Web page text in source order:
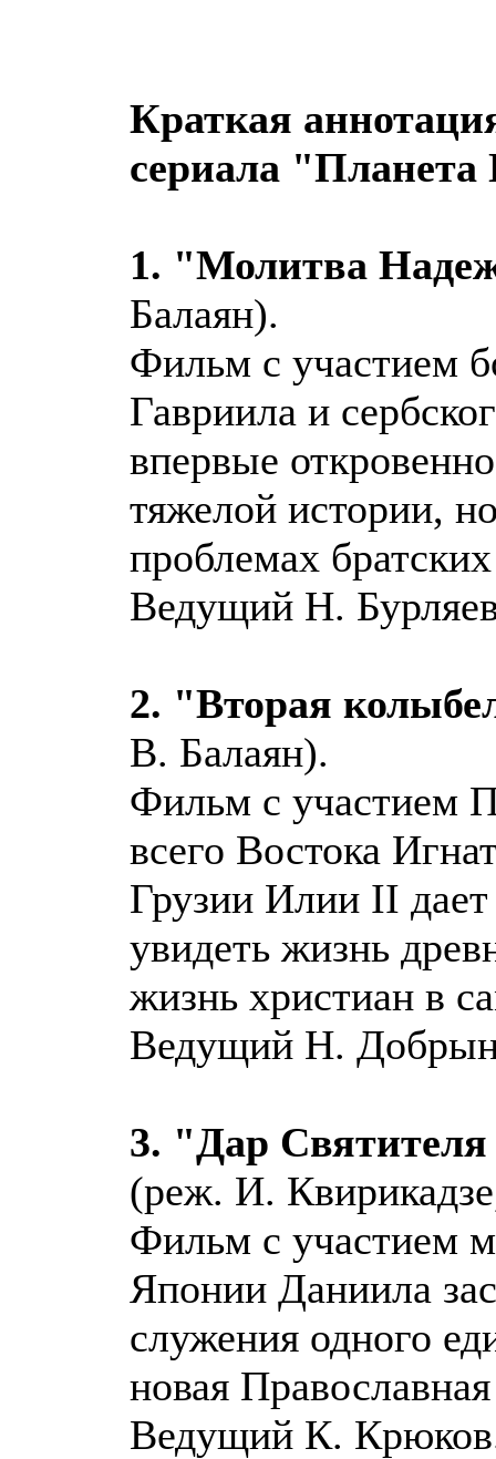
Краткая
сериала
1. "Молитва
Балаян).
Фильм с участием
Гавриила и
впервые
тяжелой истории,
проблемах
Ведущий Н.
2. "Вторая
В. Балаян).
Фильм с участием
всего Востока
Грузии Илии II
увидеть жизнь
жизнь христиан в
Ведущий Н.
3. "Дар
(реж. И.
Фильм с участием
Японии Даниила
служения одного
новая
Ведущий К.